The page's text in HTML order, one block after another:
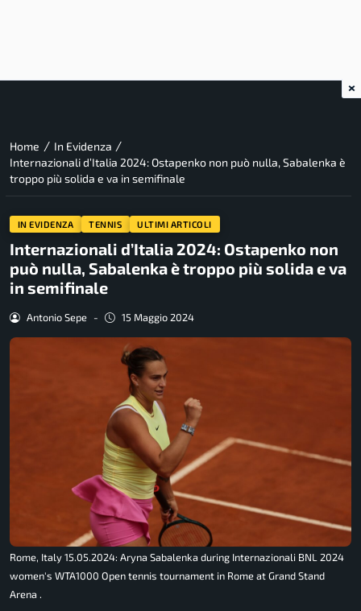
Home / In Evidenza /
Internazionali d’Italia 2024: Ostapenko non può nulla, Sabalenka è
troppo più solida e va in semifinale
IN EVIDENZA TENNIS ULTIMI ARTICOLI
Internazionali d’Italia 2024: Ostapenko non
può nulla, Sabalenka è troppo più solida e va
in semifinale
Antonio Sepe - 15 Maggio 2024
Rome, Italy 15.05.2024: Aryna Sabalenka during Internazionali BNL 2024
women's WTA1000 Open tennis tournament in Rome at Grand Stand
Arena .
×